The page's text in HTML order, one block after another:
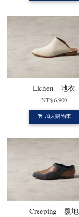
Lichen 地衣
NT$ 6,900
加入購物車
Creeping 覆地